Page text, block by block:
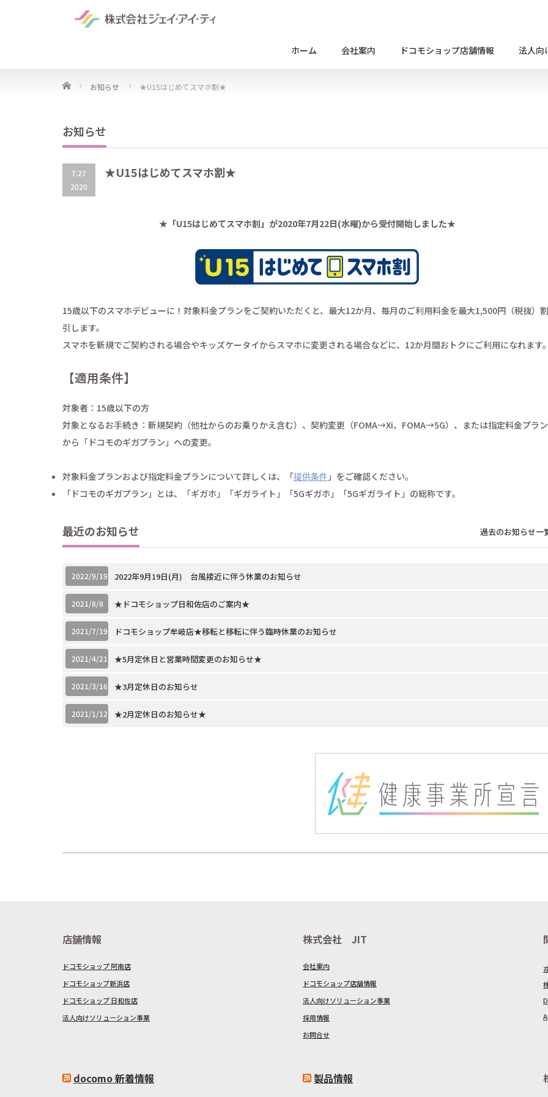
ホーム 会社案内 ドコモショップ店舗情報 法人向
Home お知らせ ★U15はじめてスマホ割★
お知らせ
7.27
2020
★U15はじめてスマホ割★
★「U15はじめてスマホ割」が2020年7月22日(水曜)から受付開始しました★
15歳以下のスマホデビューに！対象料金プランをご契約いただくと、最大12か月、毎月のご利用料金を最大1,500円（税抜）割
引します。
スマホを新規でご契約される場合やキッズケータイからスマホに変更される場合などに、12か月間おトクにご利用になれます。
【適用条件】
対象者：15歳以下の方
対象となるお手続き：新規契約（他社からのお乗りかえ含む）、契約変更（FOMA→Xi、FOMA→5G）、または指定料金プラン
から「ドコモのギガプラン」への変更。
対象料金プランおよび指定料金プランについて詳しくは、「提供条件 」をご確認ください。
「ドコモのギガプラン」とは、「ギガホ」「ギガライト」「5Gギガホ」「5Gギガライト」の総称です。
最近のお知らせ
2022/9/19 2022年9月19日(月) 台風接近に伴う休業のお知らせ
2021/8/8 ★ドコモショップ日和佐店のご案内★
2021/7/19 ドコモショップ牟岐店★移転と移転に伴う臨時休業のお知らせ
2021/4/21 ★5月定休日と営業時間変更のお知らせ★
2021/3/16 ★3月定休日のお知らせ
2021/1/12 ★2月定休日のお知らせ★
過去のお知らせ一
店舗情報
ドコモショップ 阿南店
ドコモショップ新浜店
ドコモショップ 日和佐店
法人向けソリューション事業
株式会社 JIT
会社案内
ドコモショップ店舗情報
法人向けソリューション事業
採用情報
お問合せ
docomo 新着情報 製品情報